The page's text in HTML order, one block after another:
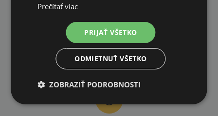
VLASTNÝ SKLAD
99 % produktov držíme priamo skladom
Prečítať viac
PRIJAŤ VŠETKO
ODMIETNUŤ VŠETKO
ZOBRAZIŤ PODROBNOSTI